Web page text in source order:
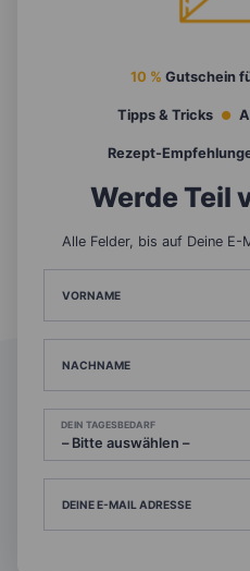
10 % Gutschein
Tipps & Tricks
Rezept-
Werde Teil
Alle Felder, bis auf Deine E-
VORNAME
NACHNAME
DEIN TAGESBEDARF
DEINE E-MAIL ADRESSE